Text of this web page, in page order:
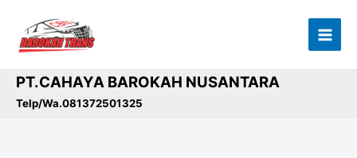
konten
PT.CAHAYA BAROKAH NUSANTARA
Telp/Wa.081372501325